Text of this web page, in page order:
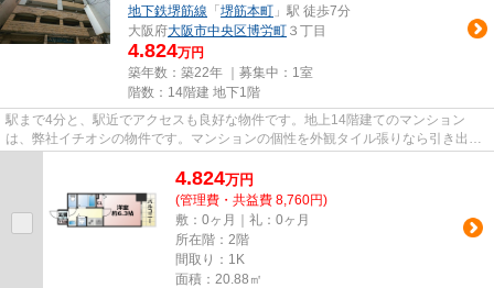
地下鉄堺筋線 「 堺筋本町 」駅 徒歩7分
大阪府大阪市中央区博労町 ３丁目
4.824万円
築年数：築22年 ｜募集中： 1室
階数：14階建 地下1階
駅まで4分と、駅近でアクセスも良好な物件です。地上14階建てのマンション
は、弊社イチオシの物件です。マンションの個性を外観タイル張りなら引き出す
4.824万円
(管理費・共益費 8,760円)
敷：0ヶ月｜礼：0ヶ月
所在階：2階
間取り：1K
面積：20.88㎡